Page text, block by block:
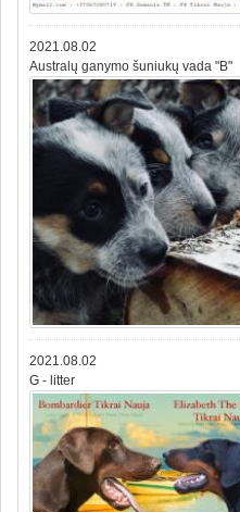
2021.08.02
Australų ganymo šuniukų vada "B"
2021.08.02
G - litter